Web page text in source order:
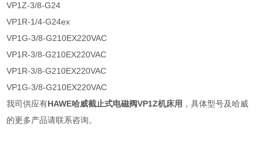
VP1Z-3/8-G24
VP1R-1/4-G24ex
VP1G-3/8-G210EX220VAC
VP1R-3/8-G210EX220VAC
VP1R-3/8-G210EX220VAC
VP1G-3/8-G210EX220VAC
我司供应有HAWE哈威截止式电磁阀VP1Z机床用 ，具体型号及哈威
的更多产品请联系咨询。